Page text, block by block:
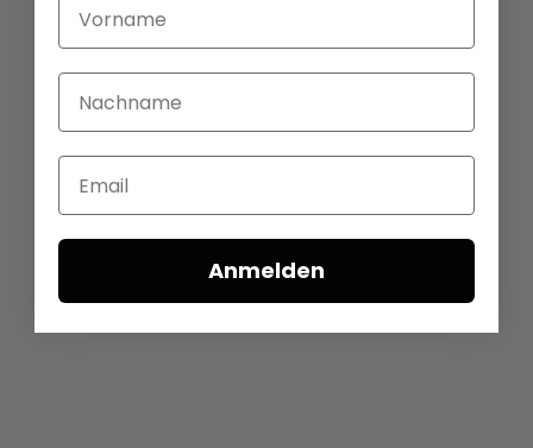
Nachname
Email
Anmelden